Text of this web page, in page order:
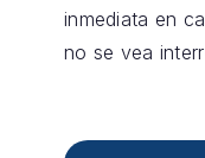
inmediata en
no se vea